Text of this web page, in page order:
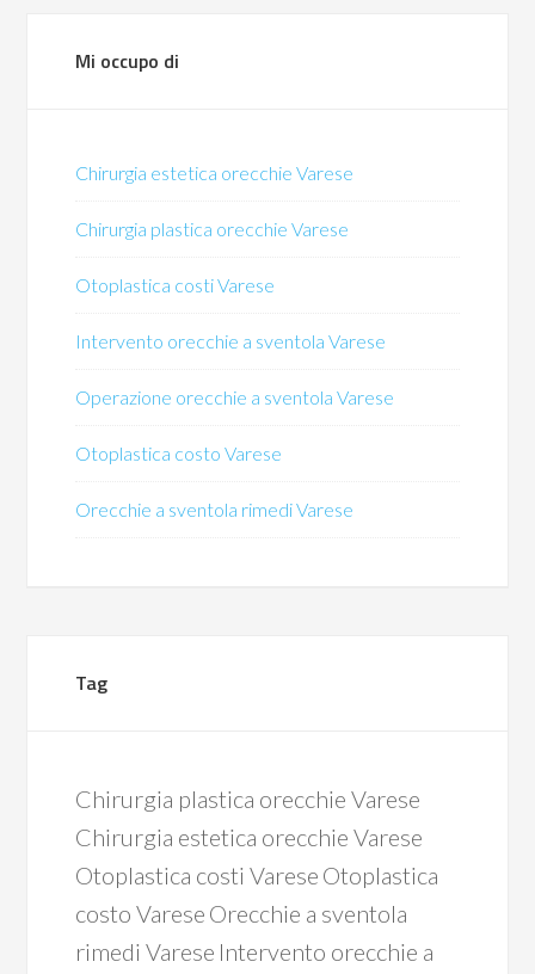
Mi occupo di
Chirurgia estetica orecchie Varese
Chirurgia plastica orecchie Varese
Otoplastica costi Varese
Intervento orecchie a sventola Varese
Operazione orecchie a sventola Varese
Otoplastica costo Varese
Orecchie a sventola rimedi Varese
Tag
Chirurgia plastica orecchie Varese
Chirurgia estetica orecchie Varese
Otoplastica costi Varese Otoplastica
costo Varese Orecchie a sventola
rimedi Varese Intervento orecchie a